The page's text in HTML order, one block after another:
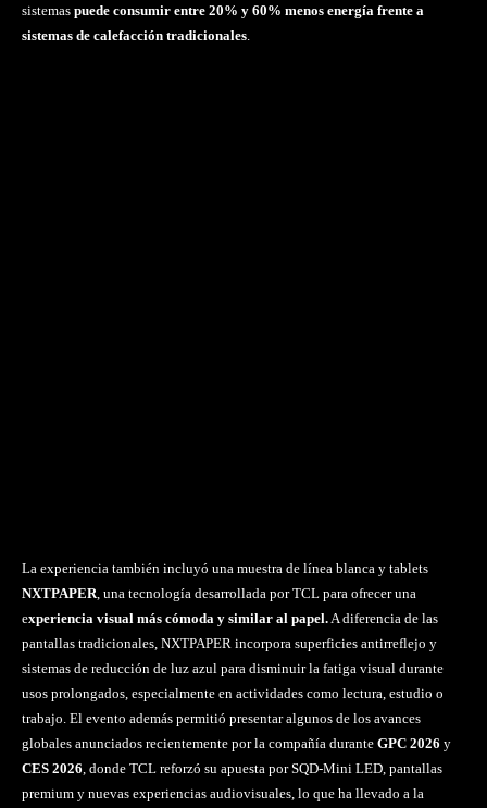
sistemas puede consumir entre 20% y 60% menos energía frente a
sistemas de calefacción tradicionales
La experiencia también incluyó una muestra de línea blanca y tablets
NXTPAPER , una tecnología desarrollada por TCL para ofrecer una
experiencia visual más cómoda y similar al papel. A diferencia de las
pantallas tradicionales, NXTPAPER incorpora superficies antirreflejo y
sistemas de reducción de luz azul para disminuir la fatiga visual durante
usos prolongados, especialmente en actividades como lectura, estudio o
trabajo. El evento además permitió presentar algunos de los avances
globales anunciados recientemente por la compañía durante GPC 2026 y
CES 2026 , donde TCL reforzó su apuesta por SQD-Mini LED, pantallas
premium y nuevas experiencias audiovisuales, lo que ha llevado a la